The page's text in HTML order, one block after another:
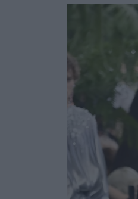
Hautes Grecians